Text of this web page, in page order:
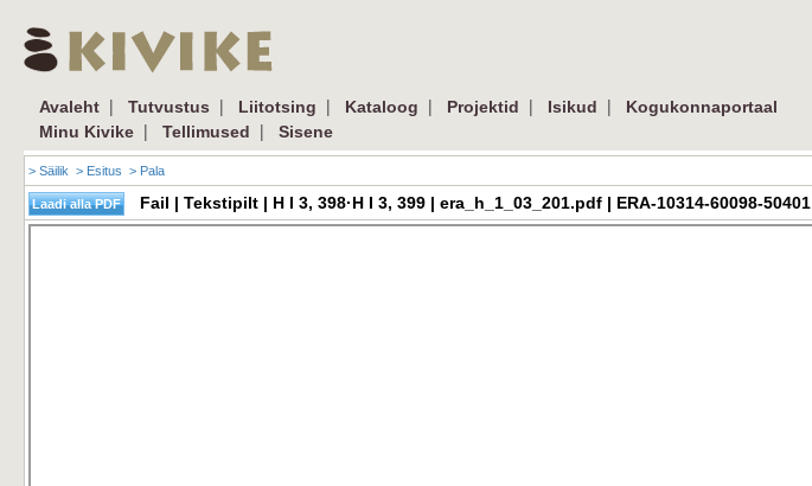
Avaleht | Tutvustus | Liitotsing | Kataloog | Projektid | Isikud |
Kogukonnaportaal
Minu Kivike | Tellimused | Sisene
> Säilik > Esitus > Pala
Fail | Tekstipilt | H I 3, 398·H I 3, 399 | era_h_1_03_201.pdf | ERA-10314-60098-50401